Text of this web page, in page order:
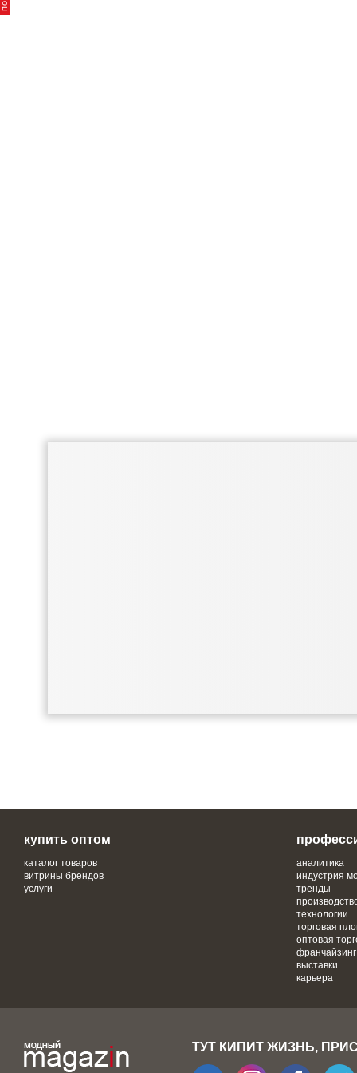
купить оптом
каталог товаров
витрины брендов
услуги
аналитика
индустрия
тренды
технологии
торговая
оптовая
франчайзинг
выставки
карьера
ТУТ КИПИТ ЖИЗНЬ,